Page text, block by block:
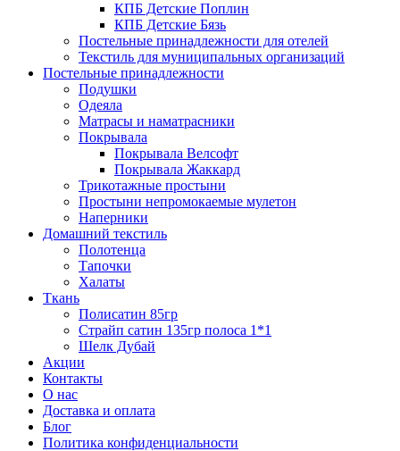
КПБ Детские Поплин
КПБ Детские Бязь
Постельные принадлежности для отелей
Текстиль для муниципальных организаций
Постельные принадлежности
Подушки
Одеяла
Матрасы и наматрасники
Покрывала
Покрывала Велсофт
Покрывала Жаккард
Трикотажные простыни
Простыни непромокаемые мулетон
Наперники
Домашний текстиль
Полотенца
Тапочки
Халаты
Ткань
Полисатин 85гр
Страйп сатин 135гр полоса 1*1
Шелк Дубай
Акции
Контакты
О нас
Доставка и оплата
Блог
Политика конфиденциальности